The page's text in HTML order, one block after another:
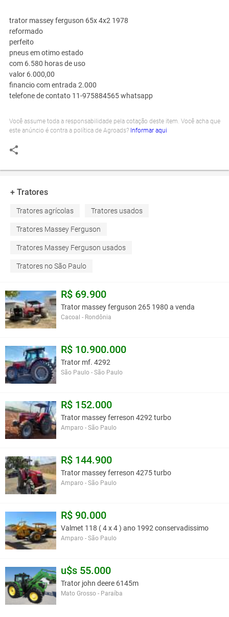
trator massey ferguson 65x 4x2 1978
reformado
perfeito
pneus em otimo estado
com 6.580 horas de uso
valor 6.000,00
financio com entrada 2.000
telefone de contato 11-975884565 whatsapp
Você assume toda a responsabilidade pela cotação deste item. Você acha que
este anúncio é contra a política de Agroads? Informar aqui
+ Tratores
Tratores agrícolas Tratores usados
Tratores Massey Ferguson
Tratores Massey Ferguson usados
Tratores no São Paulo
R$ 69.900
Trator massey ferguson 265 1980 a venda
Cacoal - Rondônia
R$ 10.900.000
Trator mf. 4292
São Paulo - São Paulo
R$ 152.000
Trator massey ferreson 4292 turbo
Amparo - São Paulo
R$ 144.900
Trator massey ferreson 4275 turbo
Amparo - São Paulo
R$ 90.000
Valmet 118 ( 4 x 4 ) ano 1992 conservadissimo
Amparo - São Paulo
u$s 55.000
Trator john deere 6145m
Mato Grosso - Paraíba